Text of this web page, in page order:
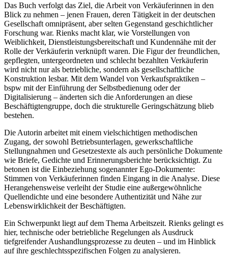
Das Buch verfolgt das Ziel, die Arbeit von Verkäuferinnen in den
Blick zu nehmen – jenen Frauen, deren Tätigkeit in der deutschen
Gesellschaft omnipräsent, aber selten Gegenstand geschichtlicher
Forschung war. Rienks macht klar, wie Vorstellungen von
Weiblichkeit, Dienstleistungsbereitschaft und Kundennähe mit der
Rolle der Verkäuferin verknüpft waren. Die Figur der freundlichen,
gepflegten, untergeordneten und schlecht bezahlten Verkäuferin
wird nicht nur als betriebliche, sondern als gesellschaftliche
Konstruktion lesbar. Mit dem Wandel von Verkaufspraktiken –
bspw mit der Einführung der Selbstbedienung oder der
Digitalisierung – änderten sich die Anforderungen an diese
Beschäftigtengruppe, doch die strukturelle Geringschätzung blieb
bestehen.
Die Autorin arbeitet mit einem vielschichtigen methodischen
Zugang, der sowohl Betriebsunterlagen, gewerkschaftliche
Stellungnahmen und Gesetzestexte als auch persönliche Dokumente
wie Briefe, Gedichte und Erinnerungsberichte berücksichtigt. Zu
betonen ist die Einbeziehung sogenannter Ego-Dokumente:
Stimmen von Verkäuferinnen finden Eingang in die Analyse. Diese
Herangehensweise verleiht der Studie eine außergewöhnliche
Quellendichte und eine besondere Authentizität und Nähe zur
Lebenswirklichkeit der Beschäftigten.
Ein Schwerpunkt liegt auf dem Thema Arbeitszeit. Rienks gelingt es
hier, technische oder betriebliche Regelungen als Ausdruck
tiefgreifender Aushandlungsprozesse zu deuten – und im Hinblick
auf ihre geschlechtsspezifischen Folgen zu analysieren.